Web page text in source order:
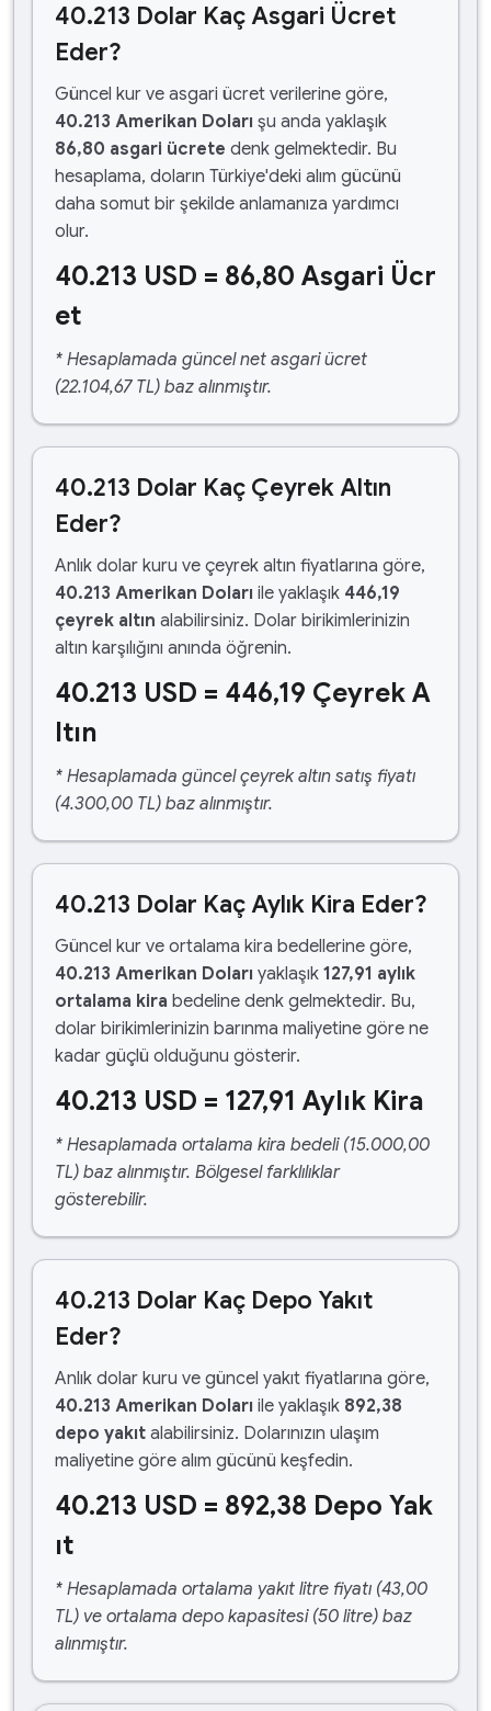
40.213 Dolar Kaç Asgari Ücret
Eder?
Güncel kur ve asgari ücret verilerine göre,
40.213 Amerikan Doları şu anda yaklaşık
86,80 asgari ücrete denk gelmektedir. Bu
hesaplama, doların Türkiye'deki alım gücünü
daha somut bir şekilde anlamanıza yardımcı
olur.
40.213 USD = 86,80 Asgari Ücr
et
* Hesaplamada güncel net asgari ücret
(22.104,67 TL) baz alınmıştır.
40.213 Dolar Kaç Çeyrek Altın
Eder?
Anlık dolar kuru ve çeyrek altın fiyatlarına göre,
40.213 Amerikan Doları ile yaklaşık 446,19
çeyrek altın alabilirsiniz. Dolar birikimlerinizin
altın karşılığını anında öğrenin.
40.213 USD = 446,19 Çeyrek A
ltın
* Hesaplamada güncel çeyrek altın satış fiyatı
(4.300,00 TL) baz alınmıştır.
40.213 Dolar Kaç Aylık Kira Eder?
Güncel kur ve ortalama kira bedellerine göre,
40.213 Amerikan Doları yaklaşık 127,91 aylık
ortalama kira bedeline denk gelmektedir. Bu,
dolar birikimlerinizin barınma maliyetine göre ne
kadar güçlü olduğunu gösterir.
40.213 USD = 127,91 Aylık Kira
* Hesaplamada ortalama kira bedeli (15.000,00
TL) baz alınmıştır. Bölgesel farklılıklar
gösterebilir.
40.213 Dolar Kaç Depo Yakıt
Eder?
Anlık dolar kuru ve güncel yakıt fiyatlarına göre,
40.213 Amerikan Doları ile yaklaşık 892,38
depo yakıt alabilirsiniz. Dolarınızın ulaşım
maliyetine göre alım gücünü keşfedin.
40.213 USD = 892,38 Depo Yak
ıt
* Hesaplamada ortalama yakıt litre fiyatı (43,00
TL) ve ortalama depo kapasitesi (50 litre) baz
alınmıştır.